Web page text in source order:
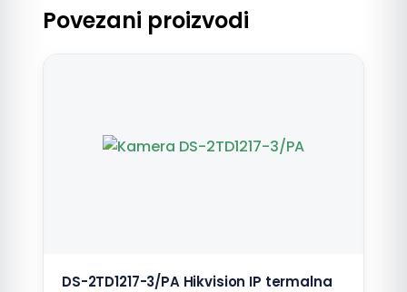
Povezani proizvodi
DS-2TD1217-3/PA Hikvision IP termalna